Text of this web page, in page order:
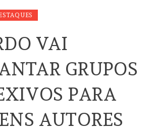
VAI
GRUPOS
PARA
AUTORES